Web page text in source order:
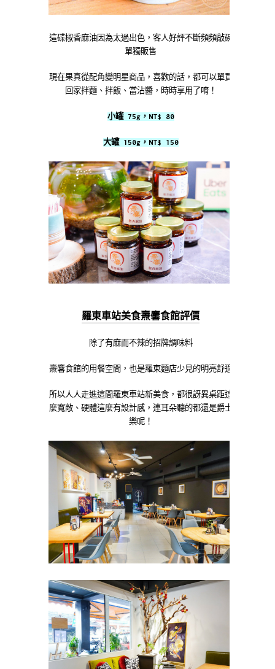
這碟椒香麻油因為太過出色，客人好評不斷頻頻敲碗
單獨販售
現在果真從配角變明星商品，喜歡的話，都可以單買
回家拌麵、拌飯、當沾醬，時時享用了唷！
小罐 75g，NT$ 80
大罐 150g，NT$ 150
羅東車站美食燾麘食館評價
除了有麻而不辣的招牌調味料
燾麘食館的用餐空間，也是羅東麵店少見的明亮舒適
所以人人走進這間羅東車站新美食，都很訝異桌距這
麼寬敞、硬體這麼有設計感，連耳朵聽的都還是爵士
樂呢！